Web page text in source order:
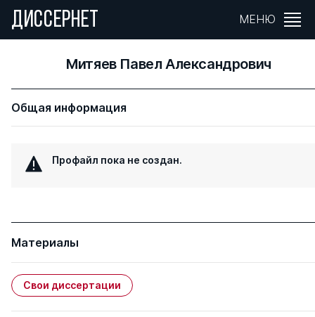
ДИССЕРНЕТ МЕНЮ
Митяев Павел Александрович
Общая информация
Профайл пока не создан.
Материалы
Свои диссертации